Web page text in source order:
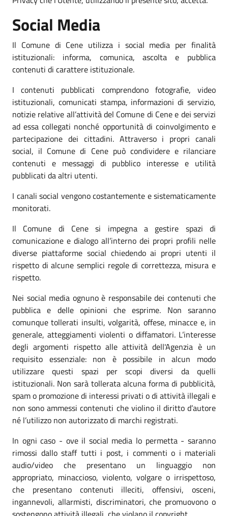
Social Media
Il Comune di Cene utilizza i social media per finalità
istituzionali: informa, comunica, ascolta e pubblica
contenuti di carattere istituzionale.
I contenuti pubblicati comprendono fotografie, video
istituzionali, comunicati stampa, informazioni di servizio,
notizie relative all’attività del Comune di Cene e dei servizi
ad essa collegati nonché opportunità di coinvolgimento e
partecipazione dei cittadini. Attraverso i propri canali
social, il Comune di Cene può condividere e rilanciare
contenuti e messaggi di pubblico interesse e utilità
pubblicati da altri utenti.
I canali social vengono costantemente e sistematicamente
monitorati.
Il Comune di Cene si impegna a gestire spazi di
comunicazione e dialogo all’interno dei propri profili nelle
diverse piattaforme social chiedendo ai propri utenti il
rispetto di alcune semplici regole di correttezza, misura e
rispetto.
Nei social media ognuno è responsabile dei contenuti che
pubblica e delle opinioni che esprime. Non saranno
comunque tollerati insulti, volgarità, offese, minacce e, in
generale, atteggiamenti violenti o diffamatori. L’interesse
degli argomenti rispetto alle attività dell'Agenzia è un
requisito essenziale: non è possibile in alcun modo
utilizzare questi spazi per scopi diversi da quelli
istituzionali. Non sarà tollerata alcuna forma di pubblicità,
spam o promozione di interessi privati o di attività illegali e
non sono ammessi contenuti che violino il diritto d’autore
né l’utilizzo non autorizzato di marchi registrati.
In ogni caso - ove il social media lo permetta - saranno
rimossi dallo staff tutti i post, i commenti o i materiali
audio/video che presentano un linguaggio non
appropriato, minaccioso, violento, volgare o irrispettoso,
che presentano contenuti illeciti, offensivi, osceni,
ingannevoli, allarmisti, discriminatori, che promuovono o